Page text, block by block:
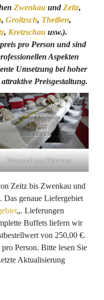
Zwenkau undZeitz,
, Groitzsch, Theißen,
, Kretzschau usw.).
pro Person und sind
Aspekten
Umsetzung bei hoher
Preisgestaltung.
Veranstaltung Elsteraue
Zeitz bis Zwenkau und
genaue Liefergebiet
„. Lieferungen
Buffets liefern wir
von 250,00 €.
Person. Bitte lesen Sie
Aktualisierung